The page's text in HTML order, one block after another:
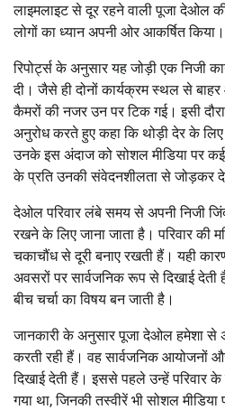
लाइमलाइट से दूर रहने वाली पूजा देओल
लोगों का ध्यान अपनी ओर आकर्षित किया।
रिपोर्ट्स के अनुसार यह जोड़ी एक निजी
दी। जैसे ही दोनों कार्यक्रम स्थल से
कैमरों की नजर उन पर टिक गई। इसी
अनुरोध करते हुए कहा कि थोड़ी देर के
उनके इस अंदाज को सोशल मीडिया पर कई
के प्रति उनकी संवेदनशीलता से जोड़कर
देओल परिवार लंबे समय से अपनी निजी
रखने के लिए जाना जाता है। परिवार की
चकाचौंध से दूरी बनाए रखती हैं। यही
अवसरों पर सार्वजनिक रूप से दिखाई
बीच चर्चा का विषय बन जाती है।
जानकारी के अनुसार पूजा देओल हमेशा से
करती रही हैं। वह सार्वजनिक आयोजनों
दिखाई देती हैं। इससे पहले उन्हें परिवार
गया था, जिनकी तस्वीरें भी सोशल